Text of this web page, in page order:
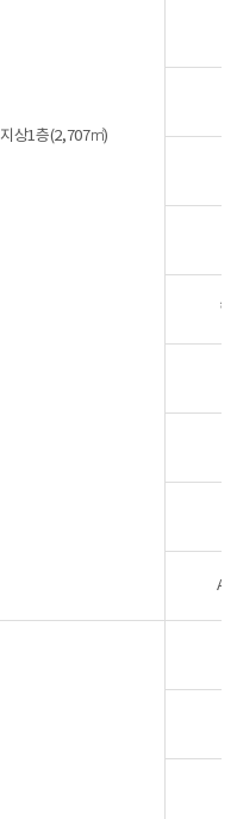
지상1층(2,707㎡)
핸